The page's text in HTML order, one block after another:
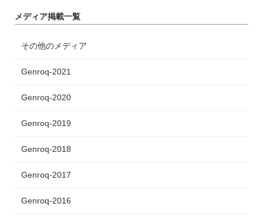
メディア掲載一覧
その他のメディア
Genroq-2021
Genroq-2020
Genroq-2019
Genroq-2018
Genroq-2017
Genroq-2016